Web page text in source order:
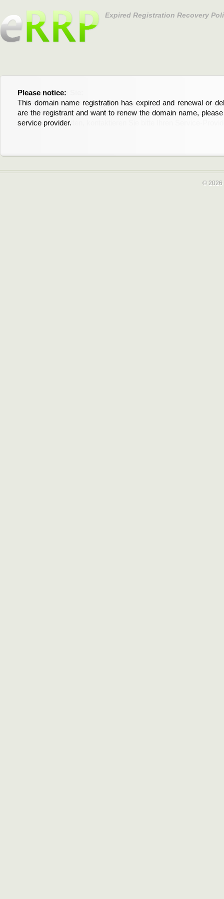
Expired Registration Recovery
Please notice:
This domain name registration has expired and renewal or
are the registrant and want to renew the domain name,
service provider.
Bitte beachten Sie:
Diese Domainregistrierung ist abgelaufen und die
Domain stehen an. Wenn Sie der Registrant sind und
verlängern möchten, kontaktieren Sie bitte Ihren Service-
© 2026